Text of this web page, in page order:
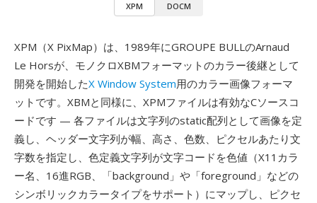
XPM DOCM
XPM（X PixMap）は、1989年にGROUPE BULLのArnaud
Le Horsが、モノクロXBMフォーマットのカラー後継として
開発を開始したX Window System用のカラー画像フォーマ
ットです。XBMと同様に、XPMファイルは有効なCソースコ
ードです — 各ファイルは文字列のstatic配列として画像を定
義し、ヘッダー文字列が幅、高さ、色数、ピクセルあたり文
字数を指定し、色定義文字列が文字コードを色値（X11カラ
ー名、16進RGB、「background」や「foreground」などの
シンボリックカラータイプをサポート）にマップし、ピクセ